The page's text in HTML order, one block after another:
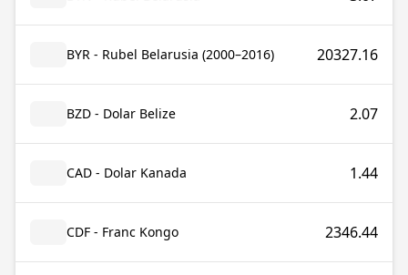
BYR - Rubel Belarusia (2000–2016) 20327.16
BZD - Dolar Belize 2.07
CAD - Dolar Kanada 1.44
CDF - Franc Kongo 2346.44